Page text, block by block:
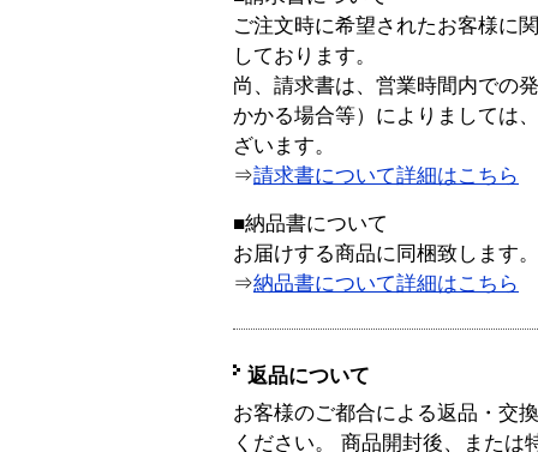
ご注文時に希望されたお客様に
しております。
尚、請求書は、営業時間内での
かかる場合等）によりましては
ざいます。
⇒請求書について詳細はこちら
■納品書について
お届けする商品に同梱致します。
⇒納品書について詳細はこちら
返品について
お客様のご都合による返品・交
ください。 商品開封後、または